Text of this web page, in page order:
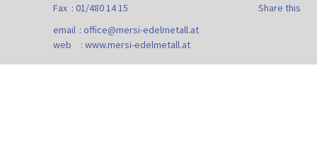
Fax : 01/480 14 15
email : office@mersi-edelmetall.at
web
: www.mersi-edelmetall.at
Share this